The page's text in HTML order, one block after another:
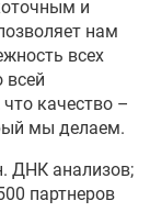
и
нам
всех
всей
качество –
мы делаем.
ДНК анализов;
партнеров